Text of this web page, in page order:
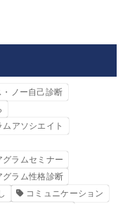
・ノー自己診断
ムアソシエイト
グラムセミナー
グラム性格診断
コミュニケーション